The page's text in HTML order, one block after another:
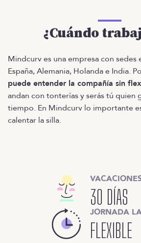
¿Cuándo
Mindcurv es una empresa con sedes
España, Alemania, Holanda e India.
puede entender la compañía sin
andan con tonterías y serás tú quien
tiempo. En Mindcurv lo importante
calentar la silla.
30 DÍAS
JORNADA
FLEXIBLE